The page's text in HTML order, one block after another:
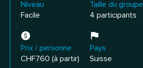
Niveau
Facile
Taille du groupe
4 participants
Prix / personne
CHF760 (à partir)
Pays
Suisse